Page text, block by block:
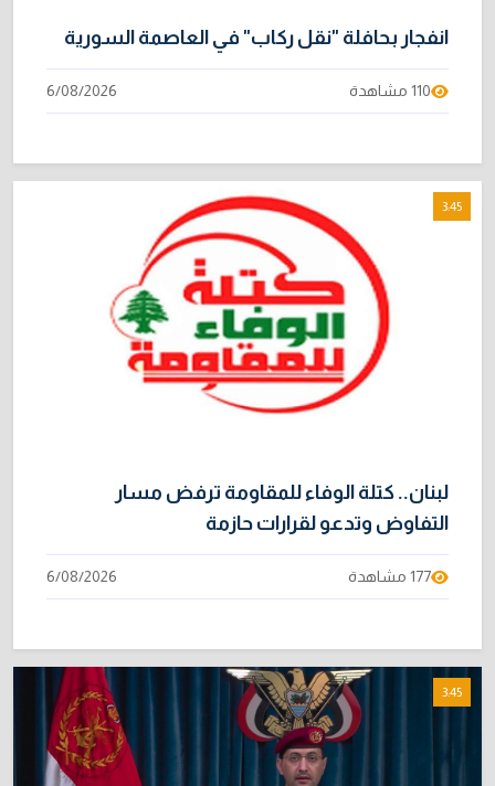
انفجار بحافلة "نقل ركاب" في العاصمة السورية
110 مشاهدة 6/08/2026
3:45
لبنان.. كتلة الوفاء للمقاومة ترفض مسار
التفاوض وتدعو لقرارات حازمة
177 مشاهدة 6/08/2026
3:45